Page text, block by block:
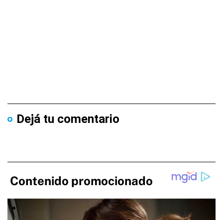
Dejá tu comentario